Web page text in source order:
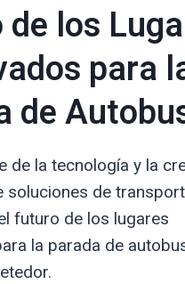
de los
para
de
de la tecnología y la
soluciones de
futuro de los lugares
la parada de